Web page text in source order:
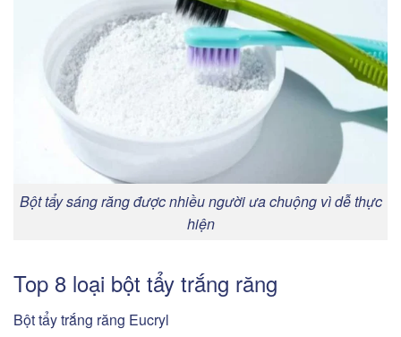
Bột tẩy sáng răng được nhiều người ưa chuộng vì dễ thực
hiện
Top 8 loại bột tẩy trắng răng
Bột tẩy trắng răng Eucryl